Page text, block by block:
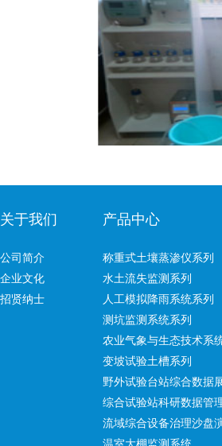
关于我们
公司简介
企业文化
招贤纳士
产品中心
称重式土壤蒸渗仪系列
水土流失监测系列
人工模拟降雨系统系列
测坑监测系统系列
农业气象与生态技术系
变坡试验土槽系列
野外试验台站综合数据
综合试验站科研数据管
流域综合设备治理沙盘